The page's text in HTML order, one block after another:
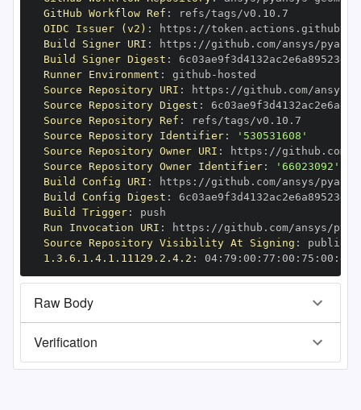
GitHub Workflow Ref :
OIDC Issuer (v2) : https :
Build Signer URI : https : //github.com/ansys/
Build Signer Digest :
Runner Environment : github -
Source Repository URI : https : //github.com/ansys/
Source Repository Digest :
Source Repository Ref :
Source Repository Identifier:
'530531608'
Source Repository Owner URI : https :
Source Repository Owner Identifier:
'66023092'
Build Config URI : https : //github.com/ansys/
Build Config Digest :
Build Trigger:
Run Invocation URI : https : //github.com/ansys/
Source Repository Visibility At Signing :
1.3.6.1.4.1.11129.2.4.2 : 04: 79 : 00 : 77 : 00 : 75 : 00 : dd
Raw Body
Verification